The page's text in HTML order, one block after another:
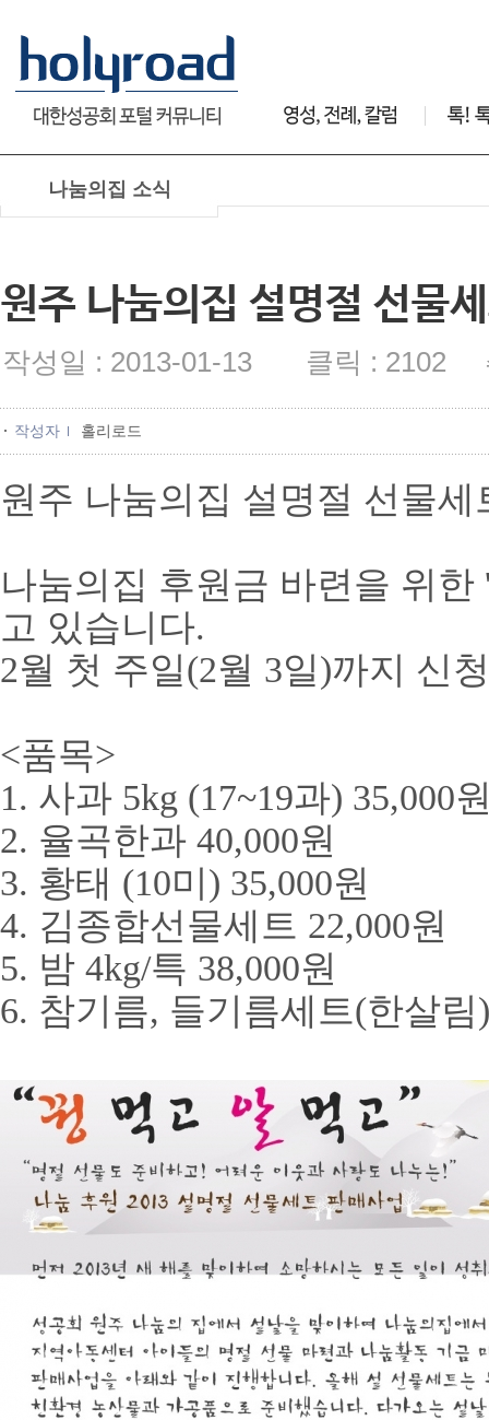
나눔의집 소식
원주 나눔의집 설명절 선물
작성일 : 2013-01-13 클릭 : 2102
작성자 홀리로드
원주 나눔의집 설명절 선물세
나눔의집 후원금 바련을 위
고 있습니다.
2월 첫 주일(2월 3일)까지 신
<품목>
1. 사과 5kg (17~19과)
2. 율곡한과 40,000원
3. 황태 (10미) 35,000원
4. 김종합선물세트 22,000원
5. 밤 4kg/특 38,000원
6. 참기름, 들기름세트(한살림